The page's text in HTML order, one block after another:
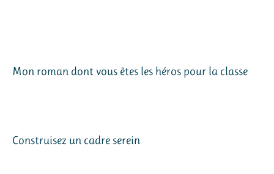
Mon roman dont vous êtes les héros pour la classe
Construisez un cadre serein